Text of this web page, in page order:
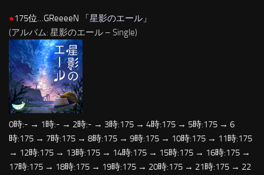
●175位…GReeeeN 「 星影のエール 」
(アルバム: 星影のエール – Single)
0時:- → 1時:- → 2時:- → 3時:175 → 4時:175 → 5時:175 → 6
時:175 → 7時:175 → 8時:175 → 9時:175 → 10時:175 → 11時:175
→ 12時:175 → 13時:175 → 14時:175 → 15時:175 → 16時:175 →
17時:175 → 18時:175 → 19時:175 → 20時:175 → 21時:175 → 22